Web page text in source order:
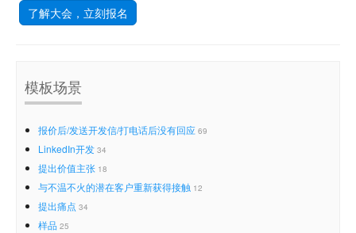
了解大会，立刻报名
模板场景
报价后/发送开发信/打电话后没有回应 69
LinkedIn开发 34
提出价值主张 18
与不温不火的潜在客户重新获得接触 12
提出痛点 34
样品 25